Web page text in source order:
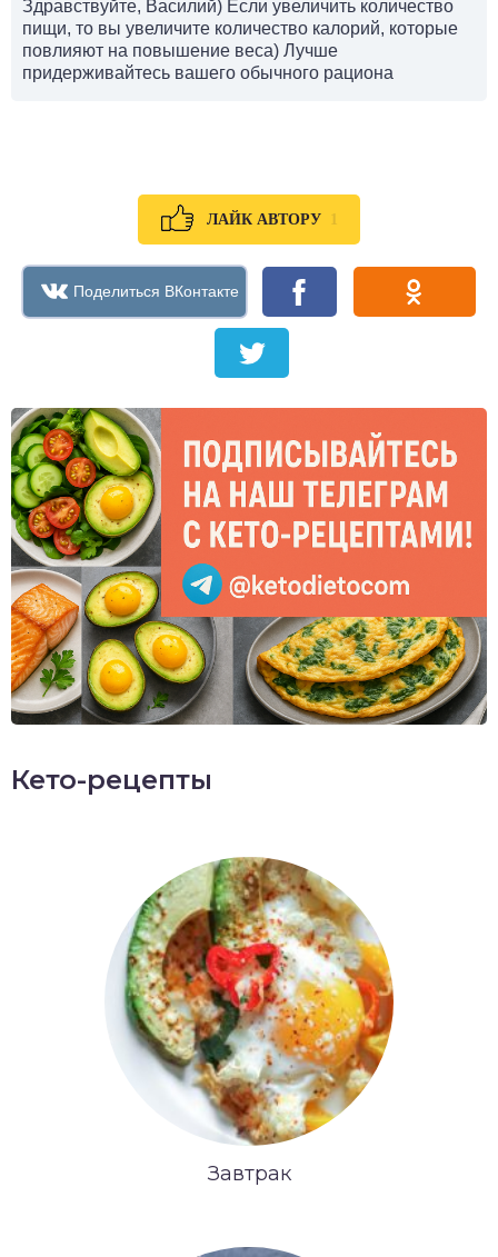
Здравствуйте, Василий) Если увеличить количество
пищи, то вы увеличите количество калорий, которые
повлияют на повышение веса) Лучше
придерживайтесь вашего обычного рациона
ЛАЙК АВТОРУ
Кето-рецепты
Завтрак